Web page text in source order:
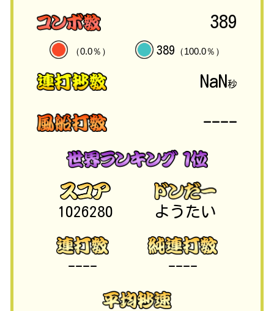
389
（0.0％） 389 （100.0％）
NaN秒
----
1026280 ようたい
---- ----